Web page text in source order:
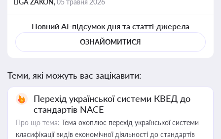
LIGA ZAKON,05 травня 2026
Повний AI-підсумок дня та статті-джерела
ОЗНАЙОМИТИСЯ
Теми, які можуть вас зацікавити:
Перехід української системи КВЕД до
стандартів NACE
Про що тема: Тема охоплює перехід української системи
класифікації видів економічної діяльності до стандартів